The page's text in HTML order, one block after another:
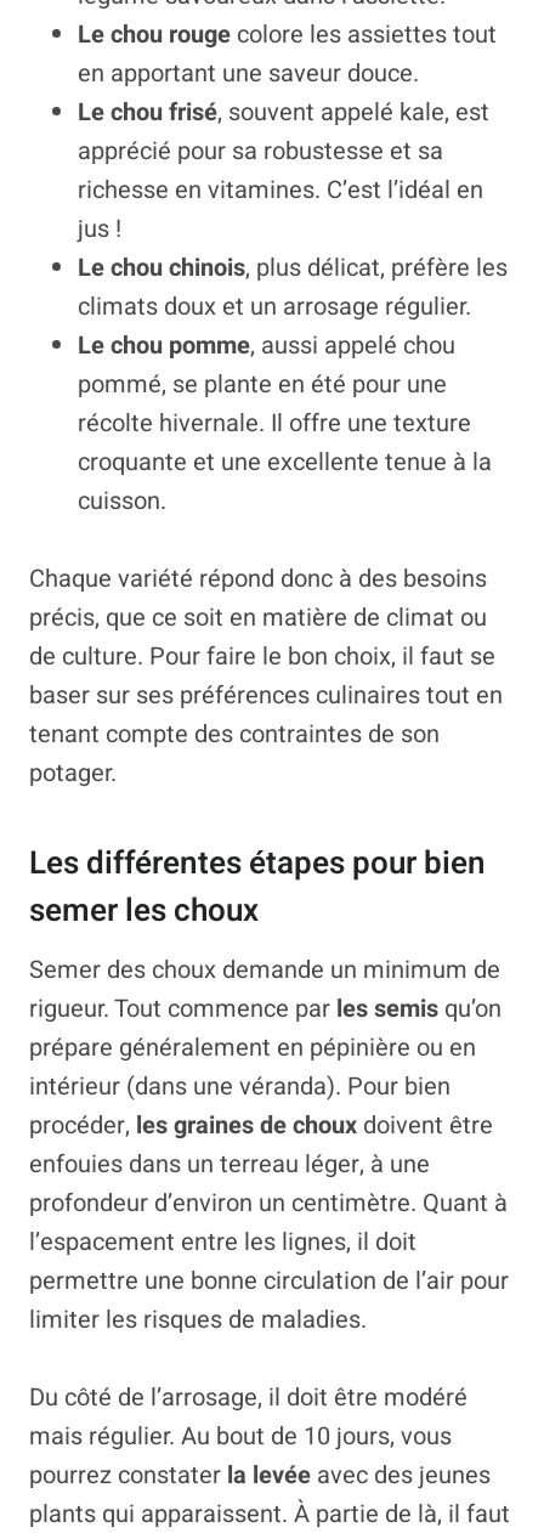
Le chou rouge colore les assiettes tout
en apportant une saveur douce.
Le chou frisé, souvent appelé kale, est
apprécié pour sa robustesse et sa
richesse en vitamines. C’est l’idéal en
jus !
Le chou chinois, plus délicat, préfère les
climats doux et un arrosage régulier.
Le chou pomme, aussi appelé chou
pommé, se plante en été pour une
récolte hivernale. Il offre une texture
croquante et une excellente tenue à la
cuisson.
Chaque variété répond donc à des besoins
précis, que ce soit en matière de climat ou
de culture. Pour faire le bon choix, il faut se
baser sur ses préférences culinaires tout en
tenant compte des contraintes de son
potager.
Les différentes étapes pour bien
semer les choux
Semer des choux demande un minimum de
rigueur. Tout commence par les semis qu’on
prépare généralement en pépinière ou en
intérieur (dans une véranda). Pour bien
procéder, les graines de choux doivent être
enfouies dans un terreau léger, à une
profondeur d’environ un centimètre. Quant à
l’espacement entre les lignes, il doit
permettre une bonne circulation de l’air pour
limiter les risques de maladies.
Du côté de l’arrosage, il doit être modéré
mais régulier. Au bout de 10 jours, vous
pourrez constater la levée avec des jeunes
plants qui apparaissent. À partie de là, il faut